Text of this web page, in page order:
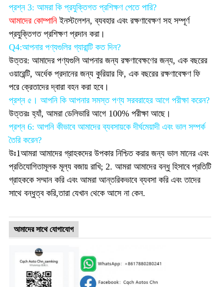
প্রশ্ন 3: আমরা কি প্রযুক্তিগত প্রশিক্ষণ পেতে পারি?
আমাদের কোম্পানি ইনস্টলেশন, ব্যবহার এবং রক্ষণাবেক্ষণ সহ সম্পূর্ণ
প্রযুক্তিগত প্রশিক্ষণ প্রদান করা।
Q4:আপনার পণ্যগুলির গ্যারান্টি কত দিন?
উত্তর: আমাদের পণ্যগুলি আপনার জন্য রক্ষণাবেক্ষণের জন্য, এক বছরের
ওয়ারেন্টি, অর্ধেক প্রদানের জন্য কুরিয়ার ফি, এক বছরের রক্ষণাবেক্ষণ ফি
পরে ক্রেতাদের দ্বারা বহন করা হবে।
প্রশ্ন ৫। আপনি কি আপনার সমস্ত পণ্য সরবরাহের আগে পরীক্ষা করেন?
উত্তরঃ হ্যাঁ, আমরা ডেলিভারি আগে 100% পরীক্ষা আছে।
প্রশ্ন 6: আপনি কীভাবে আমাদের ব্যবসায়কে দীর্ঘমেয়াদী এবং ভাল সম্পর্ক
তৈরি করেন?
উঃ1আমরা আমাদের গ্রাহকদের উপকার নিশ্চিত করার জন্য ভাল মানের এবং
প্রতিযোগিতামূলক মূল্য বজায় রাখি; 2. আমরা আমাদের বন্ধু হিসাবে প্রতিটি
গ্রাহককে সম্মান করি এবং আমরা আন্তরিকভাবে ব্যবসা করি এবং তাদের
সাথে বন্ধুত্ব করি,তারা যেখান থেকে আসে না কেন.
আমাদের সাথে যোগাযোগ